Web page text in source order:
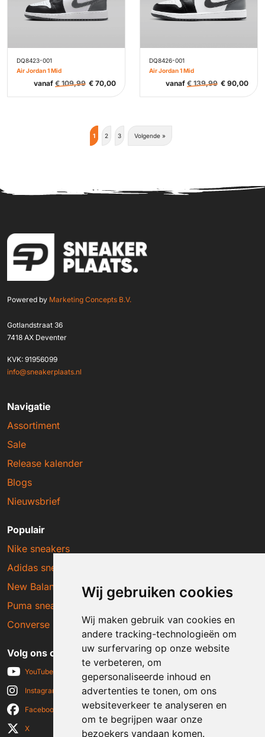
Wij gebruiken cookies
Wij maken gebruik van cookies en
andere tracking-technologieën om
uw surfervaring op onze website
te verbeteren, om
gepersonaliseerde inhoud en
advertenties te tonen, om ons
websiteverkeer te analyseren en
om te begrijpen waar onze
bezoekers vandaan komen.
DQ8423-001
Air Jordan 1 Mid
vanaf €109,99 € 70,00
DQ8426-001
Air Jordan 1 Mid
vanaf €139,99 € 90,00
1 2 3 Volgende »
Powered by Marketing Concepts B.V.
Gotlandstraat 36
7418 AX Deventer
KVK: 91956099
info@sneakerplaats.nl
Navigatie
Assortiment
Sale
Release kalender
Blogs
Nieuwsbrief
Populair
Nike sneakers
Adidas sneakers
New Balance sneakers
Puma sneakers
Converse sneakers
Volg ons op social media
YouTube
Instagram
Facebook
X